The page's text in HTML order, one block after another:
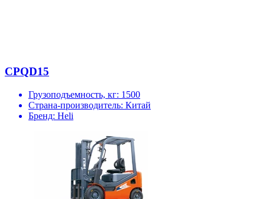
CPQD15
Грузоподъемность, кг: 1500
Страна-производитель: Китай
Бренд: Heli